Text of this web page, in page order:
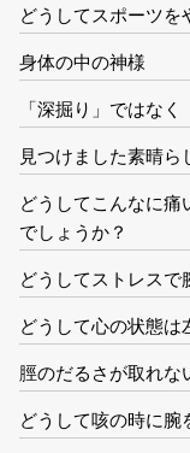
どうしてスポーツを
身体の中の神様
「深掘り」ではなく
見つけました素晴ら
どうしてこんなに
でしょうか？
どうしてストレスで
どうして心の状態は
脛のだるさが取れな
どうして咳の時に腕